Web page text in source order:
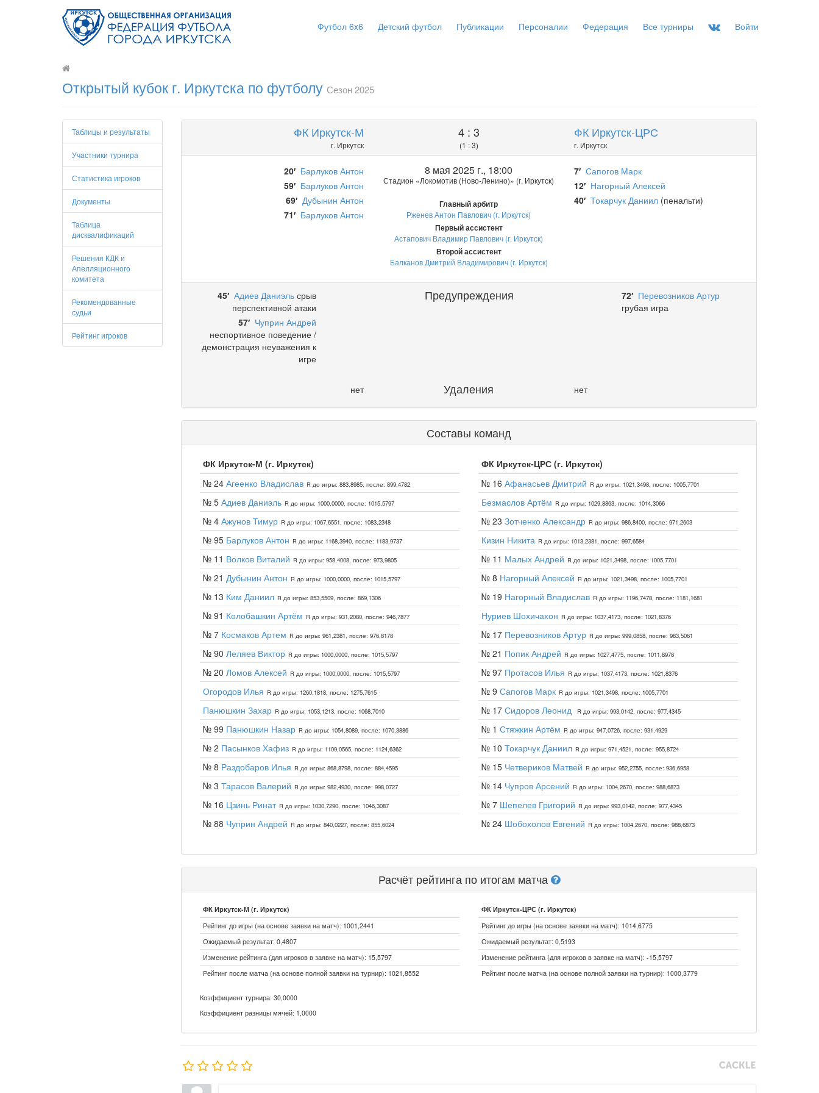
Футбол 6x6 Детский футбол Публикации Персоналии Федерация Все турниры Войти
Открытый кубок г. Иркутска по футболу Сезон 2025
Таблицы и результаты
Участники турнира
Статистика игроков
Документы
Таблица
дисквалификаций
Решения КДК и
Апелляционного
комитета
Рекомендованные
судьи
Рейтинг игроков
ФК Иркутск-М
г. Иркутск
4 : 3
(1 : 3)
ФК Иркутск-ЦРС
г. Иркутск
20′ Барлуков Антон
59′ Барлуков Антон
69′ Дубынин Антон
71′ Барлуков Антон
8 мая 2025 г., 18:00
Стадион «Локомотив (Ново-Ленино)» (г. Иркутск)
Главный арбитр
Рженев Антон Павлович (г. Иркутск)
Первый ассистент
Астапович Владимир Павлович (г. Иркутск)
Второй ассистент
Балканов Дмитрий Владимирович (г. Иркутск)
7′ Сапогов Марк
12′ Нагорный Алексей
40′ Токарчук Даниил (пенальти)
45′ Адиев Даниэльсрыв
перспективной атаки
57′ Чуприн Андрей
неспортивное поведение /
демонстрация неуважения к
игре
Предупреждения 72′ Перевозников Артур
грубая игра
нет Удаления нет
Составы команд
ФК Иркутск-М (г. Иркутск)
№ 24 Агеенко Владислав R до игры: 883,8985, после: 899,4782
№ 5 Адиев Даниэль R до игры: 1000,0000, после: 1015,5797
№ 4 Ажунов Тимур R до игры: 1067,6551, после: 1083,2348
№ 95 Барлуков Антон R до игры: 1168,3940, после: 1183,9737
№ 11 Волков Виталий R до игры: 958,4008, после: 973,9805
№ 21 Дубынин Антон R до игры: 1000,0000, после: 1015,5797
№ 13 Ким Даниил R до игры: 853,5509, после: 869,1306
№ 91 Колобашкин Артём R до игры: 931,2080, после: 946,7877
№ 7 Космаков Артем R до игры: 961,2381, после: 976,8178
№ 90 Леляев Виктор R до игры: 1000,0000, после: 1015,5797
№ 20 Ломов Алексей R до игры: 1000,0000, после: 1015,5797
Огородов Илья R до игры: 1260,1818, после: 1275,7615
Панюшкин Захар R до игры: 1053,1213, после: 1068,7010
№ 99 Панюшкин Назар R до игры: 1054,8089, после: 1070,3886
№ 2 Пасынков Хафиз R до игры: 1109,0565, после: 1124,6362
№ 8 Раздобаров Илья R до игры: 868,8798, после: 884,4595
№ 3 Тарасов Валерий R до игры: 982,4930, после: 998,0727
№ 16 Цзинь Ринат R до игры: 1030,7290, после: 1046,3087
№ 88 Чуприн Андрей R до игры: 840,0227, после: 855,6024
ФК Иркутск-ЦРС (г. Иркутск)
№ 16 Афанасьев Дмитрий R до игры: 1021,3498, после: 1005,7701
Безмаслов Артём R до игры: 1029,8863, после: 1014,3066
№ 23 Зотченко Александр R до игры: 986,8400, после: 971,2603
Кизин Никита R до игры: 1013,2381, после: 997,6584
№ 11 Малых Андрей R до игры: 1021,3498, после: 1005,7701
№ 8 Нагорный Алексей R до игры: 1021,3498, после: 1005,7701
№ 19 Нагорный Владислав R до игры: 1196,7478, после: 1181,1681
Нуриев Шохичахон R до игры: 1037,4173, после: 1021,8376
№ 17 Перевозников Артур R до игры: 999,0858, после: 983,5061
№ 21 Попик Андрей R до игры: 1027,4775, после: 1011,8978
№ 97 Протасов Илья R до игры: 1037,4173, после: 1021,8376
№ 9 Сапогов Марк R до игры: 1021,3498, после: 1005,7701
№ 17 Сидоров Леонид R до игры: 993,0142, после: 977,4345
№ 1 Стяжкин Артём R до игры: 947,0726, после: 931,4929
№ 10 Токарчук Даниил R до игры: 971,4521, после: 955,8724
№ 15 Четвериков Матвей R до игры: 952,2755, после: 936,6958
№ 14 Чупров Арсений R до игры: 1004,2670, после: 988,6873
№ 7 Шепелев Григорий R до игры: 993,0142, после: 977,4345
№ 24 Шобохолов Евгений R до игры: 1004,2670, после: 988,6873
Расчёт рейтинга по итогам матча
ФК Иркутск-М (г. Иркутск)
Рейтинг до игры (на основе заявки на матч): 1001,2441
Ожидаемый результат: 0,4807
Изменение рейтинга (для игроков в заявке на матч): 15,5797
Рейтинг после матча (на основе полной заявки на турнир): 1021,8552
ФК Иркутск-ЦРС (г. Иркутск)
Рейтинг до игры (на основе заявки на матч): 1014,6775
Ожидаемый результат: 0,5193
Изменение рейтинга (для игроков в заявке на матч): -15,5797
Рейтинг после матча (на основе полной заявки на турнир): 1000,3779
Коэффициент турнира: 30,0000
Коэффициент разницы мячей: 1,0000